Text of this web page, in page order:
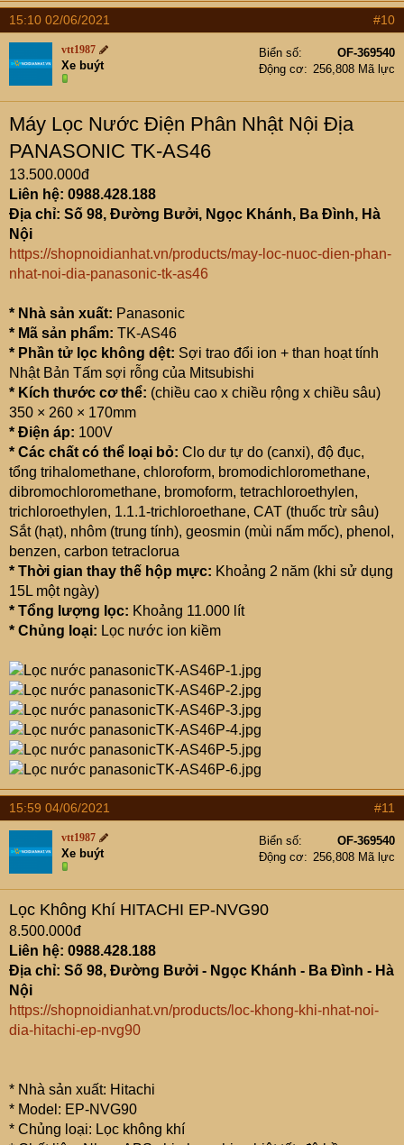
15:10 02/06/2021 #10
vtt1987
Xe buýt
Biển số
OF-369540
Động cơ
256,808 Mã lực
Máy Lọc Nước Điện Phân Nhật Nội Địa
PANASONIC TK-AS46
13.500.000đ
Liên hệ: 0988.428.188
Địa chỉ: Số 98, Đường Bưởi, Ngọc Khánh, Ba Đình, Hà
Nội
https://shopnoidianhat.vn/products/may-loc-nuoc-dien-phan-
nhat-noi-dia-panasonic-tk-as46
* Nhà sản xuất: Panasonic
* Mã sản phẩm: TK-AS46
* Phần tử lọc không dệt: Sợi trao đổi ion + than hoạt tính
Nhật Bản Tấm sợi rỗng của Mitsubishi
* Kích thước cơ thể: (chiều cao x chiều rộng x chiều sâu)
350 × 260 × 170mm
* Điện áp: 100V
* Các chất có thể loại bỏ: Clo dư tự do (canxi), độ đục,
tổng trihalomethane, chloroform, bromodichloromethane,
dibromochloromethane, bromoform, tetrachloroethylen,
trichloroethylen, 1.1.1-trichloroethane, CAT (thuốc trừ sâu)
Sắt (hạt), nhôm (trung tính), geosmin (mùi nấm mốc), phenol,
benzen, carbon tetraclorua
* Thời gian thay thế hộp mực: Khoảng 2 năm (khi sử dụng
15L một ngày)
* Tổng lượng lọc: Khoảng 11.000 lít
* Chủng loại: Lọc nước ion kiềm
15:59 04/06/2021 #11
vtt1987
Xe buýt
Biển số
OF-369540
Động cơ
256,808 Mã lực
Lọc Không Khí HITACHI EP-NVG90
8.500.000đ
Liên hệ: 0988.428.188
Địa chỉ: Số 98, Đường Bưởi - Ngọc Khánh - Ba Đình - Hà
Nội
https://shopnoidianhat.vn/products/loc-khong-khi-nhat-noi-
dia-hitachi-ep-nvg90
* Nhà sản xuất: Hitachi
* Model: EP-NVG90
* Chủng loại: Lọc không khí